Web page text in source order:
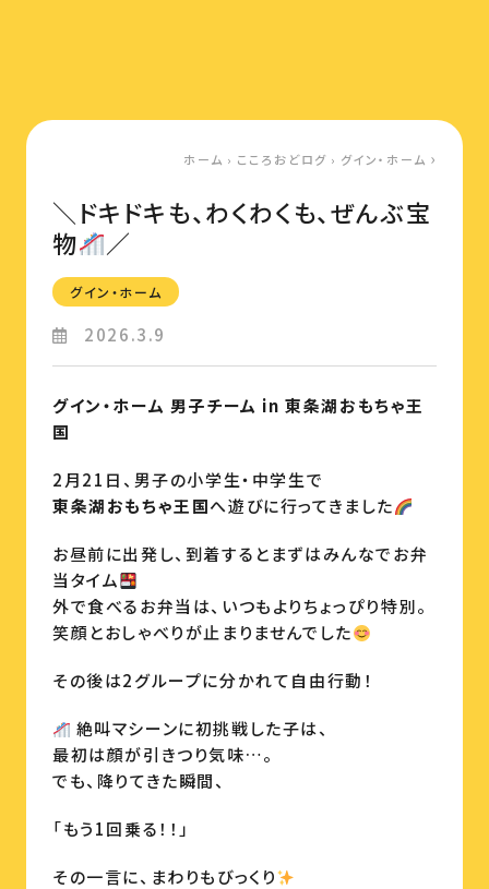
ホーム › こころおどログ › グイン・ホーム
＼ドキドキも、わくわくも、ぜんぶ宝
物
／
グイン・ホーム
2026.3.9
グイン・ホーム 男子チーム in 東条湖おもちゃ王
国
2月21日、男子の小学生・中学生で
東条湖おもちゃ王国へ遊びに行ってきました
お昼前に出発し、到着するとまずはみんなでお弁
当タイム
外で食べるお弁当は、いつもよりちょっぴり特別。
笑顔とおしゃべりが止まりませんでした
その後は2グループに分かれて自由行動！
絶叫マシーンに初挑戦した子は、
最初は顔が引きつり気味…。
でも、降りてきた瞬間、
「もう1回乗る！！」
その一言に、まわりもびっくり